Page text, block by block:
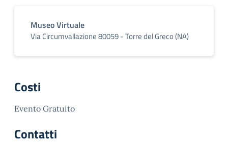
Museo Virtuale
Via Circumvallazione 80059 - Torre del Greco (NA)
Costi
Evento Gratuito
Contatti